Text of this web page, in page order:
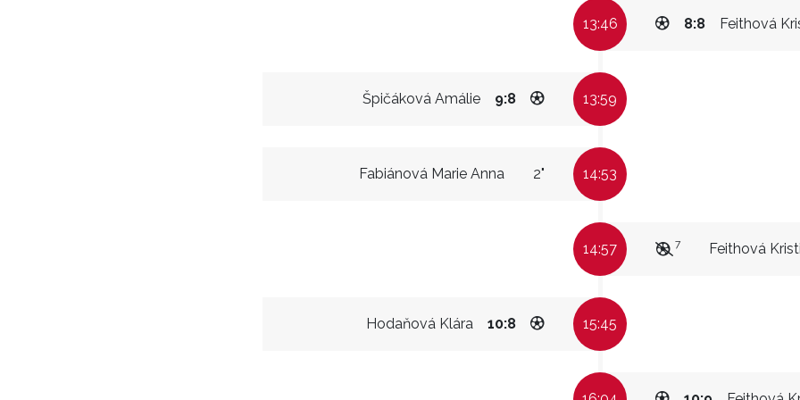
13:46 Feithová
8:8
Špičáková Amálie 9:8 13:59
Fabiánová Marie Anna 2" 14:53
14:57 Feithová
7
Hodaňová Klára 10:8 15:45